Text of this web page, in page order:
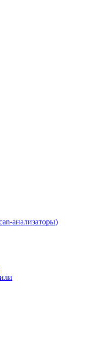
анализаторы)